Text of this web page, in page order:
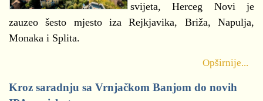
svijeta, Herceg Novi je
zauzeo šesto mjesto iza Rejkjavika, Briža, Napulja,
Monaka i Splita.
Opširnije...
Kroz saradnju sa Vrnjačkom Banjom do novih